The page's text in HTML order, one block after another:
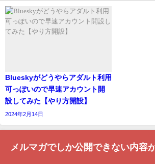
Blueskyがどうやらアダルト利用
可っぽいので早速アカウント開
設してみた【やり方開設】
2024年2月14日
メルマガでしか公開できない内容